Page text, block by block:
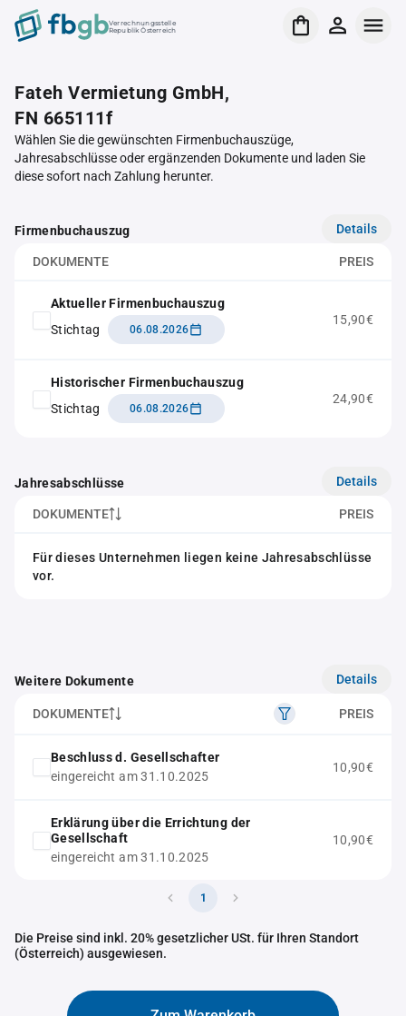
Verrechnungsstelle
Republik Österreich
Fateh Vermietung GmbH,
FN 665111f
Wählen Sie die gewünschten Firmenbuchauszüge,
Jahresabschlüsse oder ergänzenden Dokumente und laden Sie
diese sofort nach Zahlung herunter.
Firmenbuchauszug Details
DOKUMENTE PREIS
Aktueller Firmenbuchauszug
Stichtag
06.08.2026
15,90€
Historischer Firmenbuchauszug
Stichtag
06.08.2026
24,90€
Jahresabschlüsse Details
DOKUMENTE PREIS
Für dieses Unternehmen liegen keine Jahresabschlüsse
vor.
Weitere Dokumente Details
DOKUMENTE PREIS
Beschluss d. Gesellschafter
eingereicht am 31.10.2025
10,90€
Erklärung über die Errichtung der
Gesellschaft
eingereicht am 31.10.2025
10,90€
1
Die Preise sind inkl. 20% gesetzlicher USt. für Ihren Standort
(Österreich) ausgewiesen.